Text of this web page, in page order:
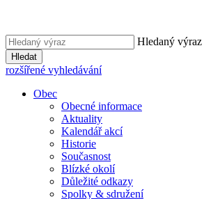
Hledaný výraz
Hledat
rozšířené vyhledávání
Obec
Obecné informace
Aktuality
Kalendář akcí
Historie
Současnost
Blízké okolí
Důležité odkazy
Spolky & sdružení